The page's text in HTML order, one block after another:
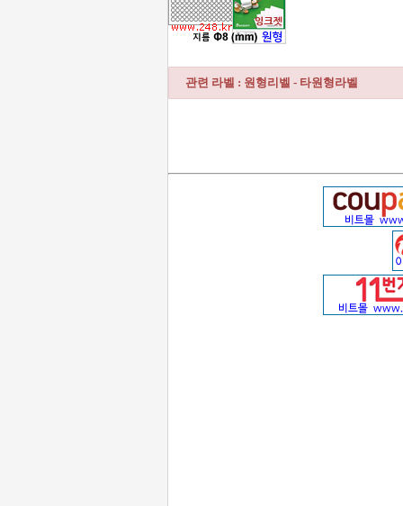
관련 라벨 : 원형리벨 - 타원형라벨